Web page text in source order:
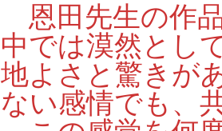
恩田先生の作
中では漠然とし
地よさと驚きが
ない感情でも、